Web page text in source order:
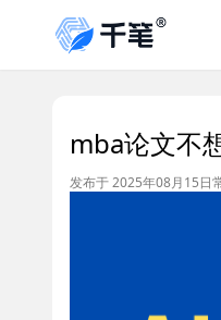
mba论文不
发布于 2025年08月15日